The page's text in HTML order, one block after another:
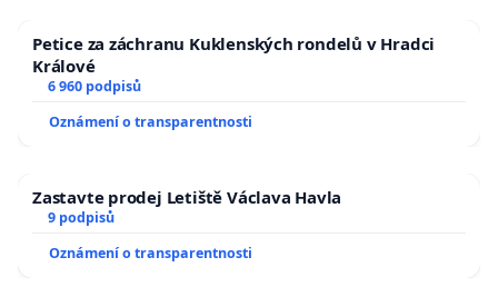
Petice za záchranu Kuklenských rondelů v Hradci
Králové
6 960 podpisů
Oznámení o transparentnosti
Zastavte prodej Letiště Václava Havla
9 podpisů
Oznámení o transparentnosti